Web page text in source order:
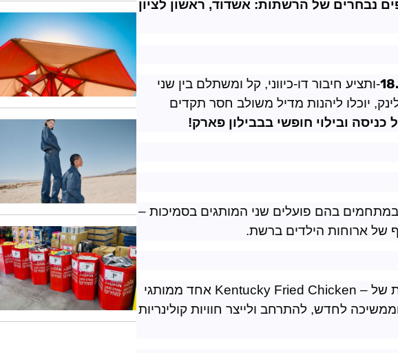
המבצע יושק באופן בלעדי ב-3 סניפים נבחרים של הרשתות: אשדוד, ראשון לציון
-ותציע חיבור דו-כיווני, קל ומשתלם בין שני
יוכלו ליהנות מדיל משולב חסר תקדים
כניסה ובילוי חופשי בבבילון פארק!
במתחמים בהם פועלים שני המותגים בסמיכות –
של ארוחות הילדים ברשת.
של Kentucky Fried Chicken – אחד ממותגי
לחדש, להתרחב ולייצר חוויות קולינריות